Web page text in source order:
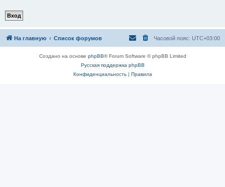
На главную Список форумов Часовой пояс: UTC+03:00
Создано на основе phpBB® Forum Software © phpBB Limited
Русская поддержка phpBB
Конфиденциальность| Правила